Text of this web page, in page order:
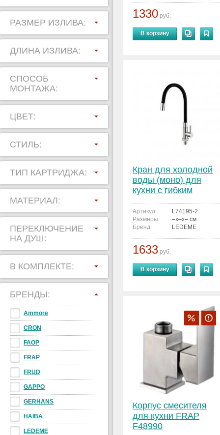
РАЗМЕР ИЗЛИВА:
ДЛИНА ИЗЛИВА:
СПОСОБ
МОНТАЖА:
ЦВЕТ:
СТИЛЬ:
ТИП КАРТРИДЖА:
МАТЕРИАЛ:
ПЕРЕКЛЮЧЕНИЕ
НА ДУШ:
В КОМПЛЕКТЕ:
БРЕНДЫ:
Ammore
CRON
FAOP
FRAP
FRUD
GAPPO
GERHANS
HAIBA
LEDEME
1330 руб.
В корзину
Кран для холодной
воды (моно) для
кухни с гибким
изливом LEDEME
L74195-2
Артикул:
L74195-2
Размеры:
–x–x– см.
Бренд:
LEDEME
1633 руб.
В корзину
Корпус смесителя
для кухни FRAP
F48990